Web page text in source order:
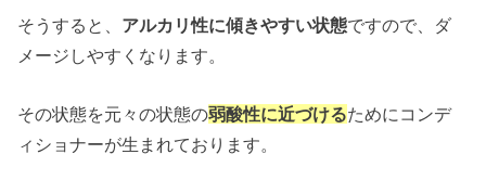
そうすると、 アルカリ性に傾きやすい状態ですので、ダ
メージしやすくなります。
その状態を元々の状態の弱酸性に近づけるためにコンデ
ィショナーが生まれております。